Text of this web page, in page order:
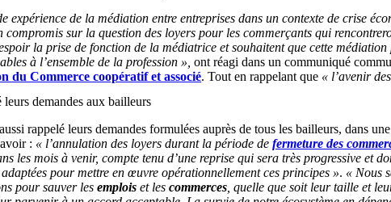
expérience de la médiation entre entreprises dans un contexte de crise
compromis sur la question des loyers pour les commerçants qui
la prise de fonction de la médiatrice et souhaitent que cette
à l’ensemble de la profession », ont réagi dans un communiqué
du Commerce coopératif et associé. Tout en rappelant que « l’avenir
demandes aux bailleurs
rappelé leurs demandes formulées auprès de tous les bailleurs, dans une
: « l’annulation des loyers durant la période de fermeture des
les mois à venir, compte tenu d’une reprise qui sera très progressive et
pour mettre en œuvre opérationnellement ces principes ». « Nous
pour sauver les emplois et les commerces , quelle que soit leur taille et